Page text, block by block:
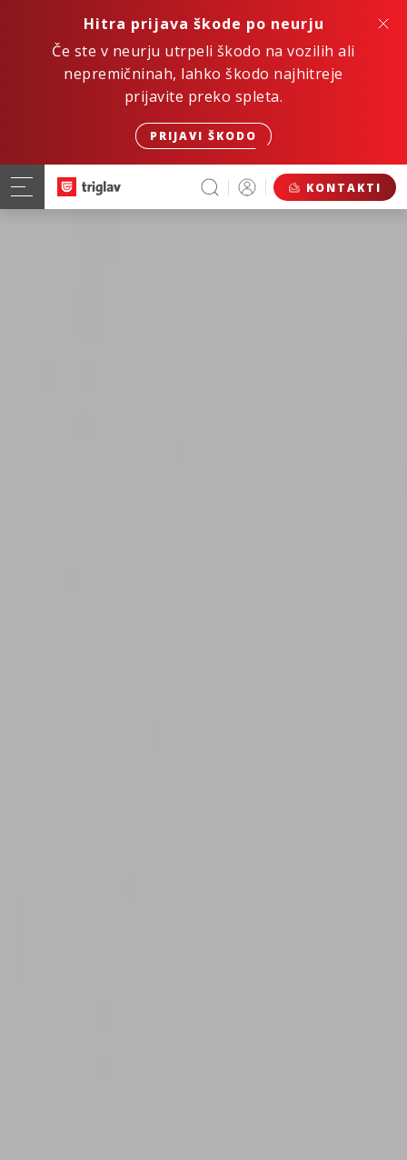
Hitra prijava škode po neurju
Če ste v neurju utrpeli škodo na vozilih ali
nepremičninah, lahko škodo najhitreje
prijavite preko spleta.
PRIJAVI ŠKODO
KONTAKTI